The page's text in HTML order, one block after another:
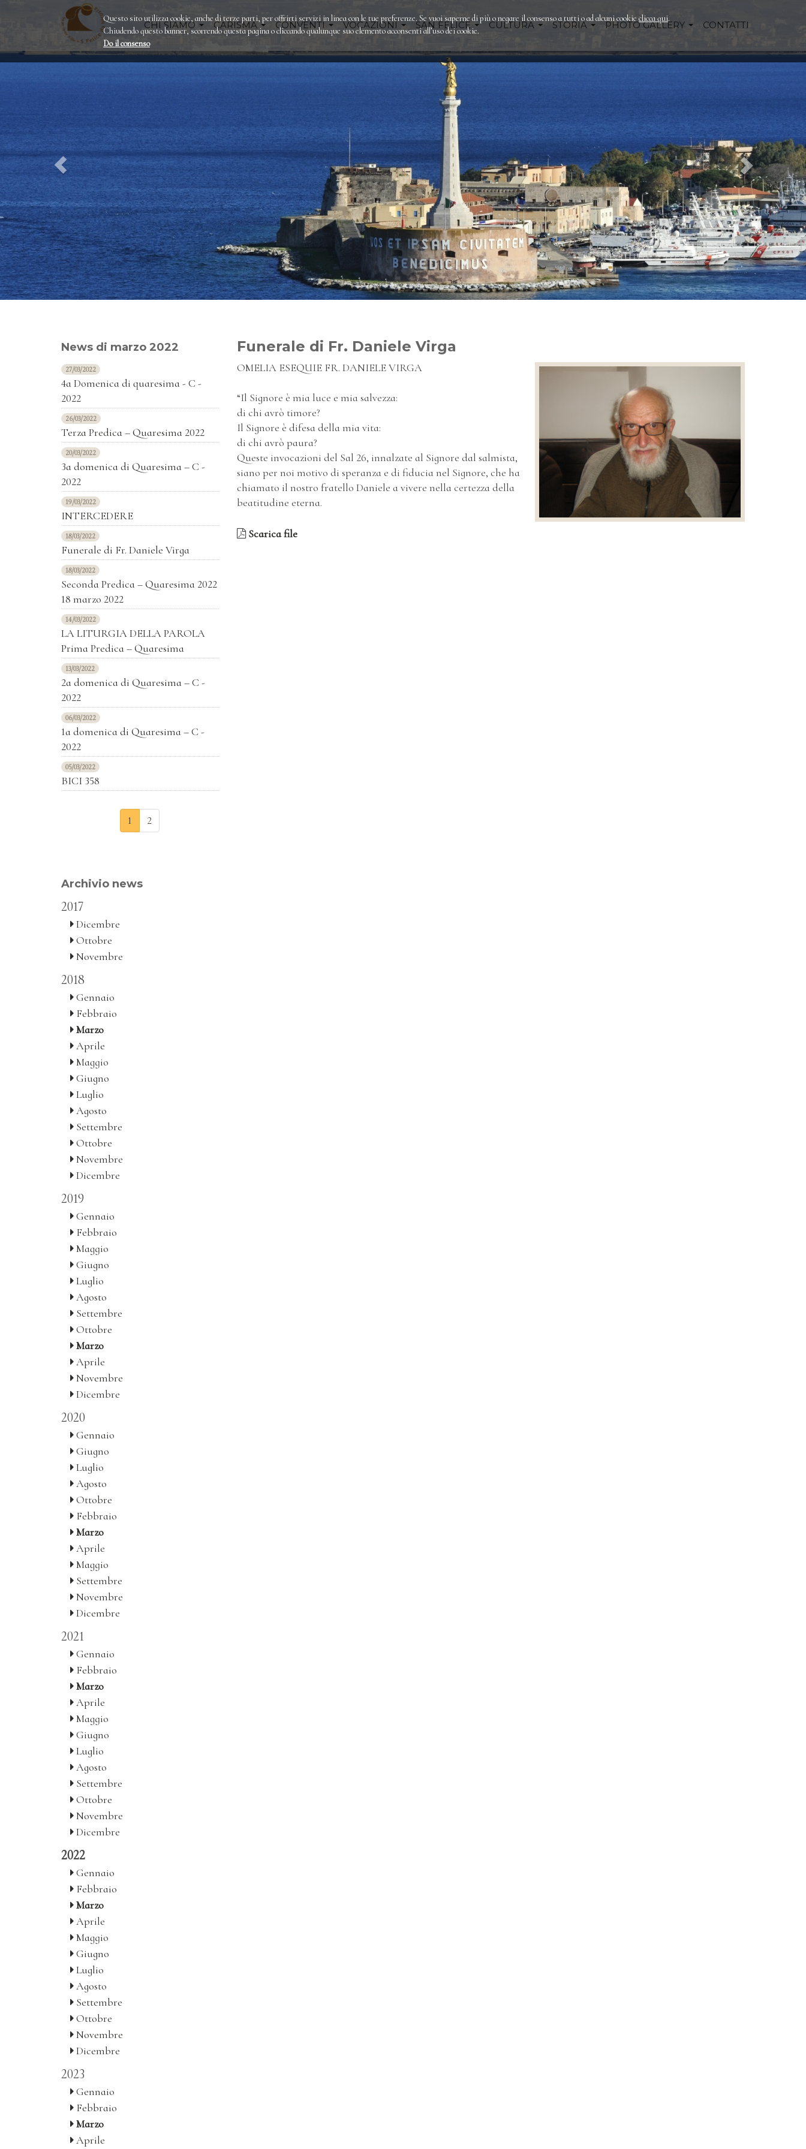
CHI SIAMO CARISMA CONVENTI VOCAZIONI SAN FELICE CULTURA STORIA PHOTO GALLERY CONTATTI
News di marzo 2022
27/03/2022
4a Domenica di quaresima - C -
2022
26/03/2022
Terza Predica – Quaresima 2022
20/03/2022
3a domenica di Quaresima – C -
2022
19/03/2022
INTERCEDERE
18/03/2022
Funerale di Fr. Daniele Virga
18/03/2022
Seconda Predica – Quaresima 2022
18 marzo 2022
14/03/2022
LA LITURGIA DELLA PAROLA
Prima Predica – Quaresima
13/03/2022
2a domenica di Quaresima – C -
2022
06/03/2022
1a domenica di Quaresima – C -
2022
05/03/2022
BICI 358
1 2
Archivio news
2017
Dicembre
Ottobre
Novembre
2018
Gennaio
Febbraio
Marzo
Aprile
Maggio
Giugno
Luglio
Agosto
Settembre
Ottobre
Novembre
Dicembre
2019
Gennaio
Febbraio
Maggio
Giugno
Luglio
Agosto
Settembre
Ottobre
Marzo
Aprile
Novembre
Dicembre
2020
Gennaio
Giugno
Luglio
Agosto
Ottobre
Febbraio
Marzo
Aprile
Maggio
Settembre
Novembre
Dicembre
2021
Gennaio
Febbraio
Marzo
Aprile
Maggio
Giugno
Luglio
Agosto
Settembre
Ottobre
Novembre
Dicembre
2022
Gennaio
Febbraio
Marzo
Aprile
Maggio
Giugno
Luglio
Agosto
Settembre
Ottobre
Novembre
Dicembre
2023
Gennaio
Febbraio
Marzo
Aprile
Funerale di Fr. Daniele Virga
OMELIA ESEQUIE FR. DANIELE VIRGA
“Il Signore è mia luce e mia salvezza:
di chi avrò timore?
Il Signore è difesa della mia vita:
di chi avrò paura?
Queste invocazioni del Sal 26, innalzate al Signore dal salmista,
siano per noi motivo di speranza e di fiducia nel Signore, che ha
chiamato il nostro fratello Daniele a vivere nella certezza della
beatitudine eterna.
Scarica file
Questo sito utilizza cookie, anche di terze parti, per offrirti servizi in linea con le tue preferenze. Se vuoi saperne di più o negare il consenso a tutti o ad alcuni cookie clicca qui.
Chiudendo questo banner, scorrendo questa pagina o cliccando qualunque suo elemento acconsenti all’uso dei cookie.
Do il consenso